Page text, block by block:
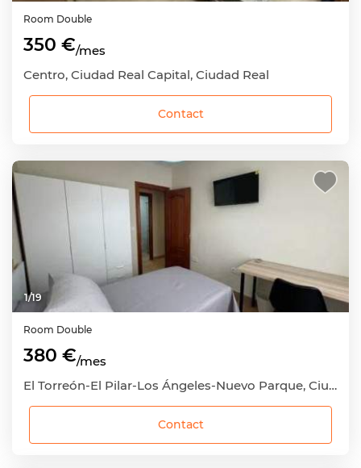
Room Double
350 €/mes
Centro, Ciudad Real Capital, Ciudad Real
Contact
1/19
Room Double
380 €/mes
El Torreón-El Pilar-Los Ángeles-Nuevo Parque, Ciudad Real Capital, Ciudad Real
Contact